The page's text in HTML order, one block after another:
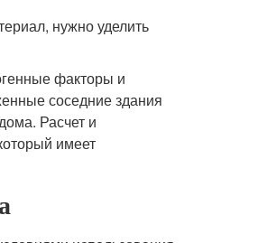
нужно уделить
факторы и
соседние здания
Расчет и
имеет